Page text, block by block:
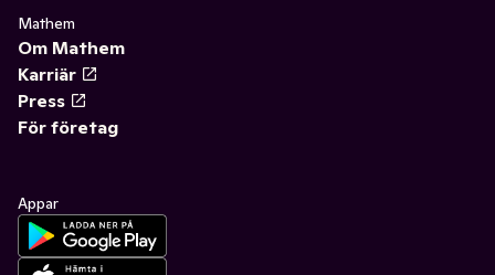
Mathem
Om Mathem
Karriär
Press
För företag
Appar